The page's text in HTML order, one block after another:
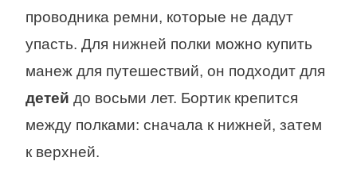
проводника ремни, которые не дадут
упасть. Для нижней полки можно купить
манеж для путешествий, он подходит для
детей до восьми лет. Бортик крепится
между полками: сначала к нижней, затем
к верхней.